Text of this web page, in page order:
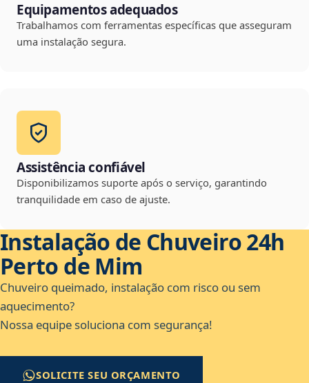
Equipamentos adequados
Trabalhamos com ferramentas específicas que asseguram
uma instalação segura.
Assistência confiável
Disponibilizamos suporte após o serviço, garantindo
tranquilidade em caso de ajuste.
Instalação de Chuveiro 24h
Perto de Mim
Chuveiro queimado, instalação com risco ou sem
aquecimento?
Nossa equipe soluciona com segurança!
SOLICITE SEU ORÇAMENTO